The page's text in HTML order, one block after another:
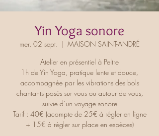
Yin Yoga sonore
mer. 02 sept.
  |
MAISON SAINT-ANDRÉ
Atelier en présentiel à Peltre
1h de Yin Yoga, pratique lente et douce,
accompagnée par les vibrations des bols
chantants posés sur vous ou autour de vous,
suivie d’un voyage sonore
Tarif : 40€ (acompte de 25€ à régler en ligne
+ 15€ à régler sur place en espèces)